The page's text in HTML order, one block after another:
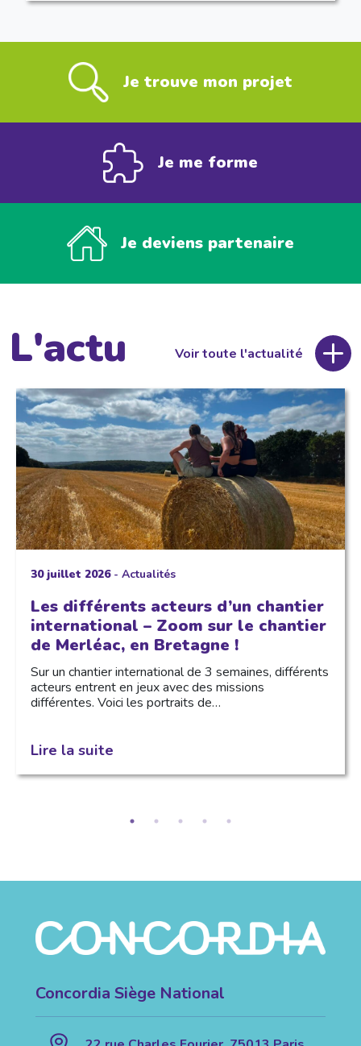
Je trouve mon projet
Je me forme
Je deviens partenaire
L'actu Voir toute l'actualité
30 juillet 2026- Actualités
Les différents acteurs d’un chantier
international – Zoom sur le chantier
de Merléac, en Bretagne !
Sur un chantier international de 3 semaines, différents
acteurs entrent en jeux avec des missions
différentes. Voici les portraits de…
Lire la suite
Concordia Siège National